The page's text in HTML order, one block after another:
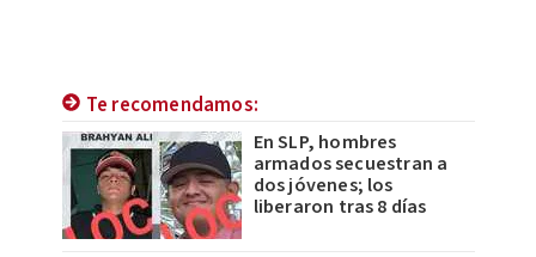
Te recomendamos:
En SLP, hombres
armados secuestran a
dos jóvenes; los
liberaron tras 8 días